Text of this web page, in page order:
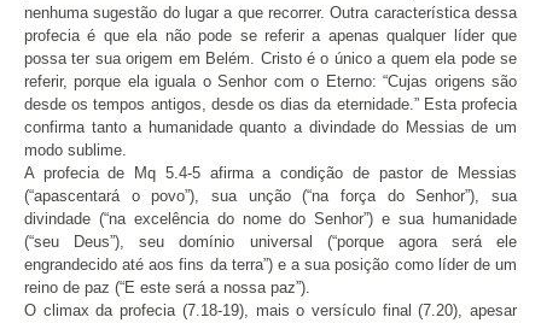
nenhuma sugestão do lugar a que recorrer. Outra característica dessa
profecia é que ela não pode se referir a apenas qualquer líder que
possa ter sua origem em Belém. Cristo é o único a quem ela pode se
referir, porque ela iguala o Senhor com o Eterno: “Cujas origens são
desde os tempos antigos, desde os dias da eternidade.” Esta profecia
confirma tanto a humanidade quanto a divindade do Messias de um
modo sublime.
A profecia de Mq 5.4-5 afirma a condição de pastor de Messias
(“apascentará o povo”), sua unção (“na força do Senhor”), sua
divindade (“na excelência do nome do Senhor”) e sua humanidade
(“seu Deus”), seu domínio universal (“porque agora será ele
engrandecido até aos fins da terra”) e a sua posição como líder de um
reino de paz (“E este será a nossa paz”).
O climax da profecia (7.18-19), mais o versículo final (7.20), apesar